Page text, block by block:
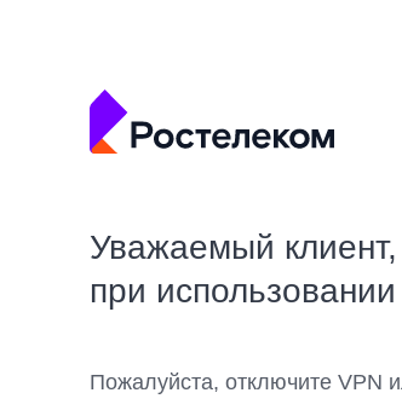
Уважаемый
при
Пожалуйста, отключите VPN